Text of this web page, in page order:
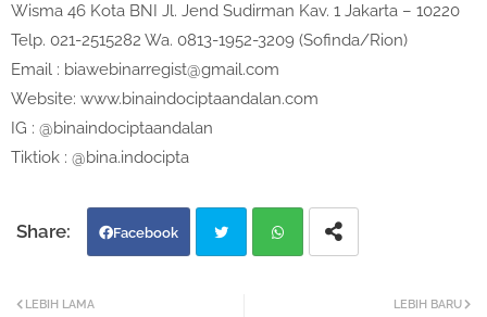
Wisma 46 Kota BNI Jl. Jend Sudirman Kav. 1 Jakarta – 10220
Telp. 021-2515282 Wa. 0813-1952-3209 (Sofinda/Rion)
Email : biawebinarregist@gmail.com
Website: www.binaindociptaandalan.com
IG : @binaindociptaandalan
Tiktiok : @bina.indocipta
Facebook
LEBIH BARU
LEBIH LAMA